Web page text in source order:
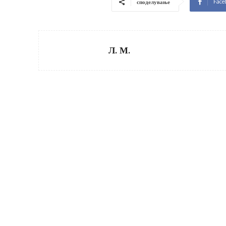
споделување
Л. М.